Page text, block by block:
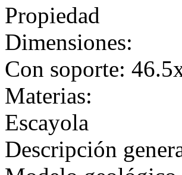
Propiedad
Dimensiones:
Con soporte:
Materias:
Escayola
Descripción